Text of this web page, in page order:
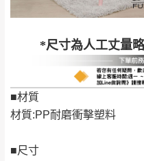
*尺寸為人工丈量
■材質
材質:PP耐磨衝擊塑料
■尺寸
｜周（一）配送
台北市、新北市地區
暫無配送地區
雄、屏東、宜蘭、 花蓮、
若收到不良品，
皆由本站負責，
是全新狀態且完
類產品需為未拆
性)，若未依照上